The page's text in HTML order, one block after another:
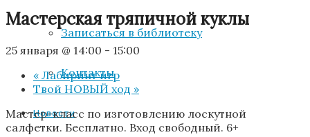
Записаться в библиотеку
Контакты
Новости
Мастерская тряпичной куклы
25 января @ 14:00 - 15:00
« Лабиринт игр
Твой НОВЫЙ ход »
Мастер-класс по изготовлению лоскутной
салфетки. Бесплатно. Вход свободный. 6+